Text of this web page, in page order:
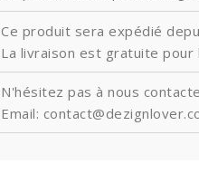
Ce produit sera expédié
La livraison est gratuite pour
N'hésitez pas à nous
Email: